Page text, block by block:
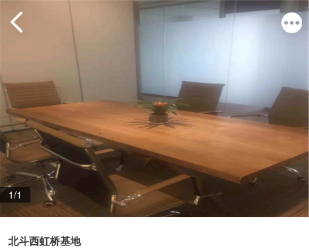
1/1
北斗西虹桥基地